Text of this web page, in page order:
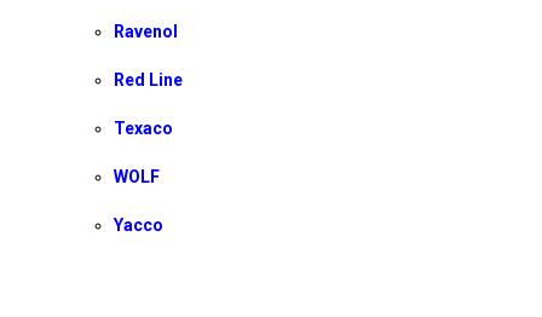
Ravenol
Red Line
Texaco
WOLF
Yacco